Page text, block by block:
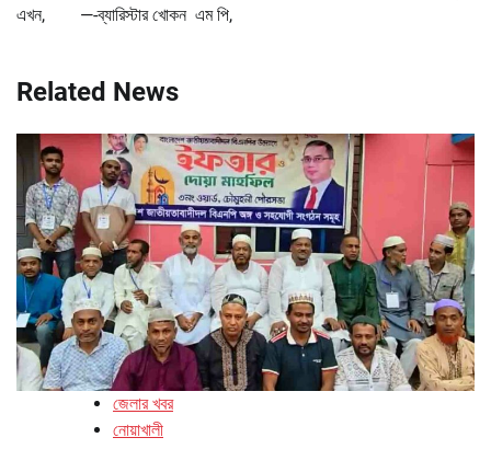
এখন, —-ব্যারিস্টার খোকন এম পি,
Related News
জেলার খবর
নোয়াখালী